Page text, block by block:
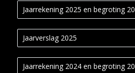
Jaarrekening 2025 en begroting
Jaarverslag 2025
Jaarrekening 2024 en begroting